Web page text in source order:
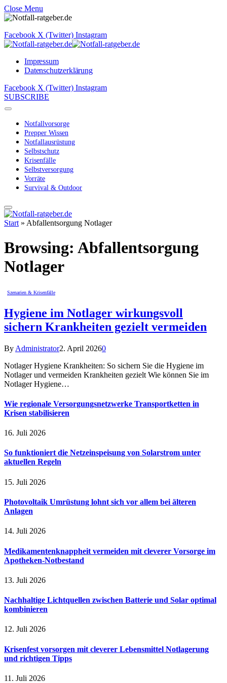
Close Menu
Facebook X (Twitter) Instagram
Impressum
Datenschutzerklärung
Facebook X (Twitter) Instagram
SUBSCRIBE
Notfallvorsorge
Prepper Wissen
Notfallausrüstung
Selbstschutz
Krisenfälle
Selbstversorgung
Vorräte
Survival & Outdoor
Start » Abfallentsorgung Notlager
Browsing: Abfallentsorgung
Notlager
Szenarien & Krisenfälle
Hygiene im Notlager wirkungsvoll
sichern Krankheiten gezielt vermeiden
By Administrator2. April 20260
Notlager Hygiene Krankheiten: So sichern Sie die Hygiene im
Notlager und vermeiden Krankheiten gezielt Wie können Sie im
Notlager Hygiene…
Wie regionale Versorgungsnetzwerke Transportketten in
Krisen stabilisieren
16. Juli 2026
So funktioniert die Netzeinspeisung von Solarstrom unter
aktuellen Regeln
15. Juli 2026
Photovoltaik Umrüstung lohnt sich vor allem bei älteren
Anlagen
14. Juli 2026
Medikamentenknappheit vermeiden mit cleverer Vorsorge im
Apotheken-Notbestand
13. Juli 2026
Nachhaltige Lichtquellen zwischen Batterie und Solar optimal
kombinieren
12. Juli 2026
Krisenfest vorsorgen mit cleverer Lebensmittel Notlagerung
und richtigen Tipps
11. Juli 2026